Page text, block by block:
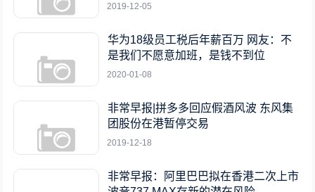
2019-12-05
华为18级员工税后年薪百万 网友：不
是我们不愿意加班，是钱不到位
2020-01-08
非常早报|拼多多回应假酒风波 东风集
团股份在港暂停交易
2019-12-18
非常早报：阿里巴巴拟在香港二次上市